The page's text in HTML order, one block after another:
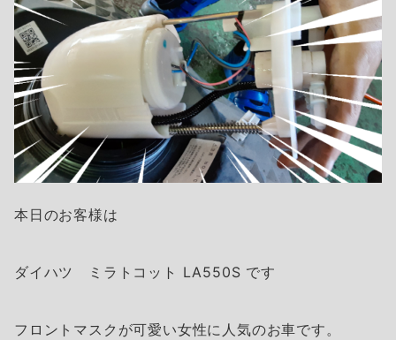
本日のお客様は
ダイハツ ミラトコット LA550S です
フロントマスクが可愛い女性に人気のお車です。